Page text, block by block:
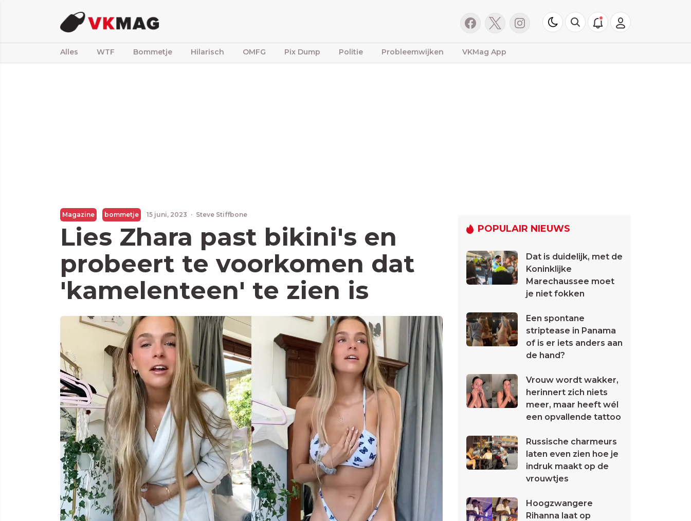
Alles WTF Bommetje Hilarisch OMFG Pix Dump Politie Probleemwijken VKMag App
Magazine bommetje 15 juni, 2023 · Steve Stiffbone
Lies Zhara past bikini's en
probeert te voorkomen dat
'kamelenteen' te zien is
POPULAIR NIEUWS
Dat is duidelijk, met de
Koninklijke
Marechaussee moet
je niet fokken
Een spontane
striptease in Panama
of is er iets anders aan
de hand?
Vrouw wordt wakker,
herinnert zich niets
meer, maar heeft wél
een opvallende tattoo
Russische charmeurs
laten even zien hoe je
indruk maakt op de
vrouwtjes
Hoogzwangere
Rihanna laat op